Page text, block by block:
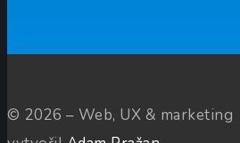
© 2026 – Web, UX & marketing